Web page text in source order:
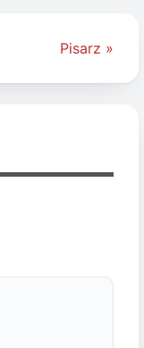
Pisarz »